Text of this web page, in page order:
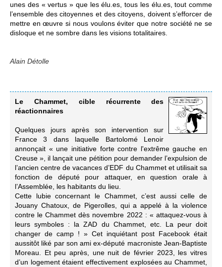
unes des « vertus » que les élu.es, tous les élu.es, tout comme
l’ensemble des citoyennes et des citoyens, doivent s’efforcer de
mettre en œuvre si nous voulons éviter que notre société ne se
disloque et ne sombre dans les visions totalitaires.
Alain Détolle
Le Chammet, cible récurrente des
réactionnaires
Quelques jours après son intervention sur
France 3 dans laquelle Bartolomé Lenoir
annonçait « une initiative forte contre l'extrême gauche en
Creuse », il lançait une pétition pour demander l’expulsion de
l’ancien centre de vacances d’EDF du Chammet et utilisait sa
fonction de député pour attaquer, en question orale à
l’Assemblée, les habitants du lieu.
Cette lubie concernant le Chammet, c’est aussi celle de
Jouany Chatoux, de Pigerolles, qui a appelé à la violence
contre le Chammet dès novembre 2022 : « attaquez-vous à
leurs symboles : la ZAD du Chammet, etc. La peur doit
changer de camp ! » Cet inquiétant post Facebook était
aussitôt liké par son ami ex-député macroniste Jean-Baptiste
Moreau. Et peu après, une nuit de février 2023, les vitres
d’un logement étaient effectivement explosées au Chammet,